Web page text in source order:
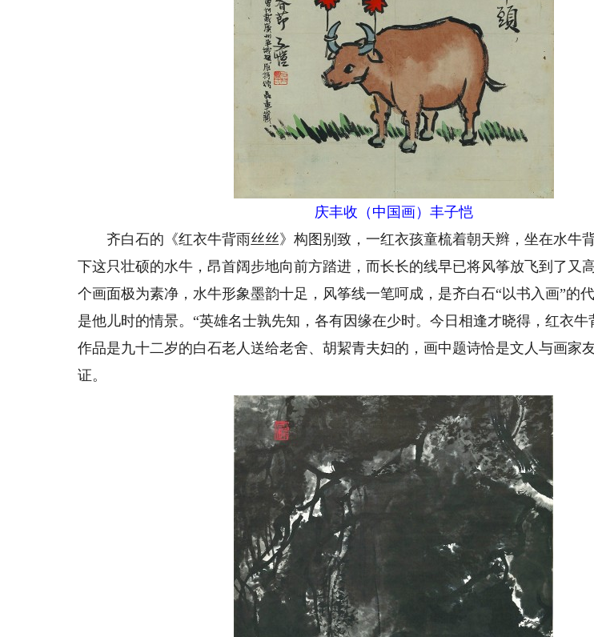
庆丰收（中国画）丰子恺
齐白石的《红衣牛背雨丝丝》构图别致，一红衣孩童梳着朝天辫，坐在水牛
下这只壮硕的水牛，昂首阔步地向前方踏进，而长长的线早已将风筝放飞到了又
个画面极为素净，水牛形象墨韵十足，风筝线一笔呵成，是齐白石“以书入画”的
是他儿时的情景。“英雄名士孰先知，各有因缘在少时。今日相逢才晓得，红衣牛
作品是九十二岁的白石老人送给老舍、胡絜青夫妇的，画中题诗恰是文人与画家
证。